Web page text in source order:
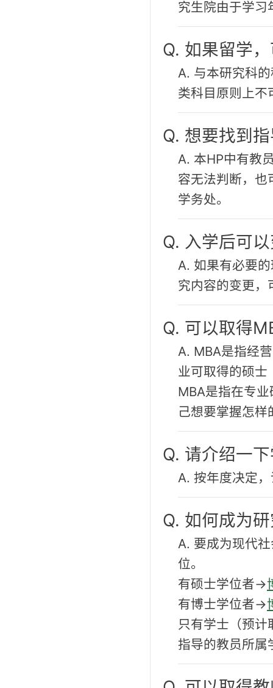
究生院由于学习
Q. 如果留学
A. 与本研究科
类科目原则上不
Q. 想要找到
A. 本HP中有教
容无法判断，也
学务处。
Q. 入学后可
A. 如果有必要
究内容的变更，
Q. 可以取得
A. MBA是指经
业可取得的硕士
MBA是指在专
己想要掌握怎
Q. 请介绍一
A. 按年度决定
Q. 如何成为
A. 要成为现代
位。
有硕士学位者→
有博士学位者→
只有学士（预
指导的教员所属